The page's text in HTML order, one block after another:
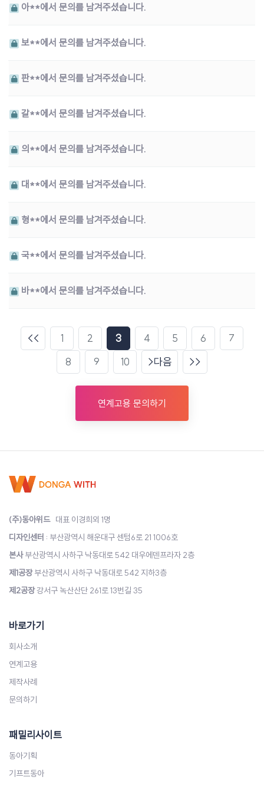
아**에서 문의를 남겨주셨습니다.
보**에서 문의를 남겨주셨습니다.
판**에서 문의를 남겨주셨습니다.
갈**에서 문의를 남겨주셨습니다.
의**에서 문의를 남겨주셨습니다.
대**에서 문의를 남겨주셨습니다.
형**에서 문의를 남겨주셨습니다.
국**에서 문의를 남겨주셨습니다.
바**에서 문의를 남겨주셨습니다.
1 2 3 4 5 6
7
8
9 10 다음
연계고용 문의하기
(주)동아위드대표 이경희외 1명
디자인센터 : 부산광역시 해운대구 센텀6로 21 1006호
본사부산광역시 사하구 낙동대로 542 대우에덴프라자 2층
제1공장부산광역시 사하구 낙동대로 542 지하3층
제2공장강서구 녹산산단 261로 13번길 35
바로가기
회사소개
연계고용
제작사례
문의하기
패밀리사이트
동아기획
기프트동아